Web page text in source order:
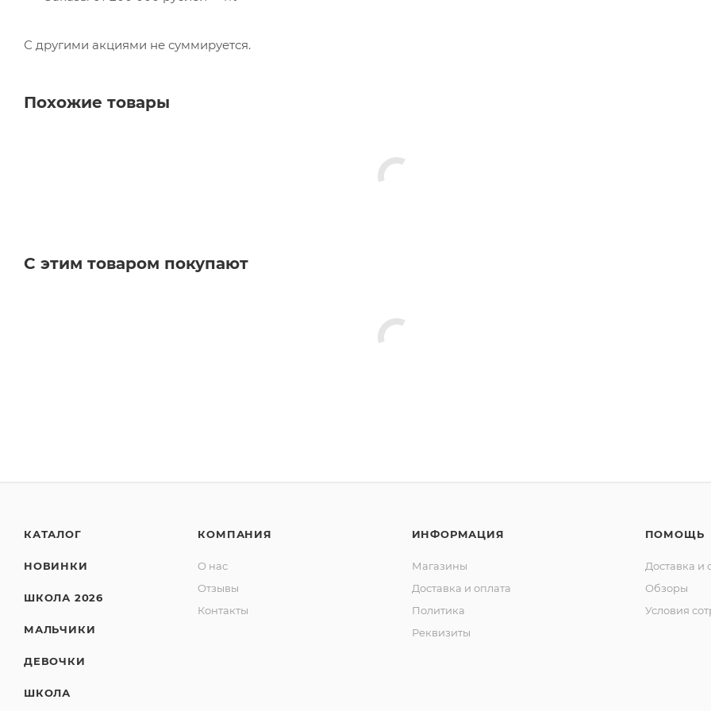
С другими акциями не суммируется.
Похожие товары
С этим товаром покупают
КАТАЛОГ
НОВИНКИ
ШКОЛА 2026
МАЛЬЧИКИ
ДЕВОЧКИ
ШКОЛА
КОМПАНИЯ
О нас
Отзывы
Контакты
ИНФОРМАЦИЯ
Магазины
Доставка и оплата
Политика
Реквизиты
ПОМОЩЬ
Доставка и
Обзоры
Условия